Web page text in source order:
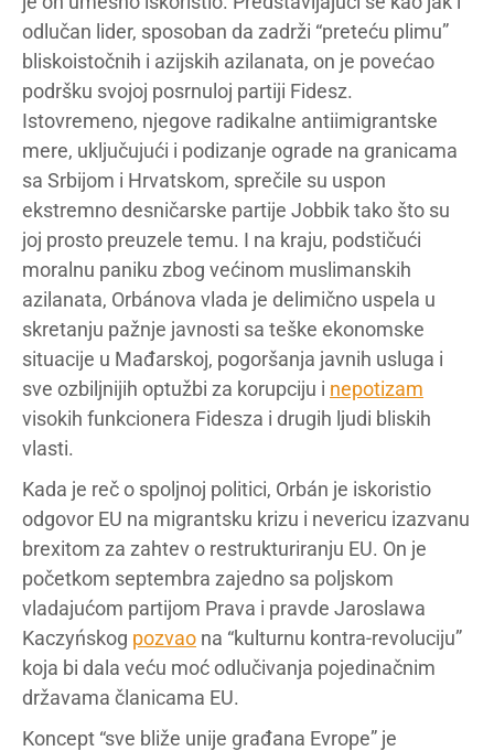
odlučan lider, sposoban da zadrži “preteću plimu”
bliskoistočnih i azijskih azilanata, on je povećao
podršku svojoj posrnuloj partiji Fidesz.
Istovremeno, njegove radikalne antiimigrantske
mere, uključujući i podizanje ograde na granicama
sa Srbijom i Hrvatskom, sprečile su uspon
ekstremno desničarske partije Jobbik tako što su
joj prosto preuzele temu. I na kraju, podstičući
moralnu paniku zbog većinom muslimanskih
azilanata, Orbánova vlada je delimično uspela u
skretanju pažnje javnosti sa teške ekonomske
situacije u Mađarskoj, pogoršanja javnih usluga i
sve ozbiljnijih optužbi za korupciju i nepotizam
visokih funkcionera Fidesza i drugih ljudi bliskih
vlasti.
Kada je reč o spoljnoj politici, Orbán je iskoristio
odgovor EU na migrantsku krizu i nevericu izazvanu
brexitom za zahtev o restrukturiranju EU. On je
početkom septembra zajedno sa poljskom
vladajućom partijom Prava i pravde Jaroslawa
Kaczyńskog pozvao na “kulturnu kontra-revoluciju”
koja bi dala veću moć odlučivanja pojedinačnim
državama članicama EU.
Koncept “sve bliže unije građana Evrope” je